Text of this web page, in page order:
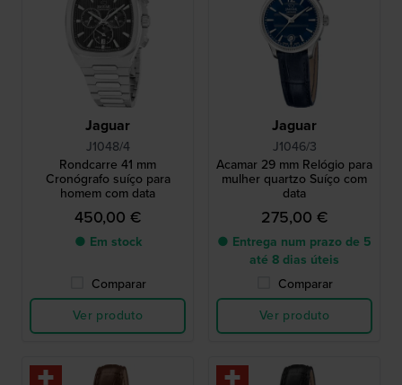
Jaguar
J1048/4
Rondcarre 41 mm
Cronógrafo suíço para
homem com data
450,00 €
● Em stock
Comparar
Ver produto
Jaguar
J1046/3
Acamar 29 mm Relógio para
mulher quartzo Suíço com
data
275,00 €
● Entrega num prazo de 5
até 8 dias úteis
Comparar
Ver produto